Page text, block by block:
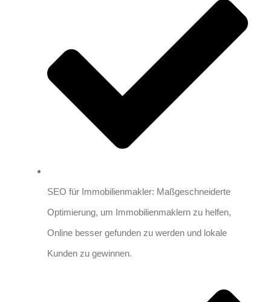
SEO für Immobilienmakler: Maßgeschneiderte
Optimierung, um Immobilienmaklern zu helfen,
Online besser gefunden zu werden und lokale
Kunden zu gewinnen.